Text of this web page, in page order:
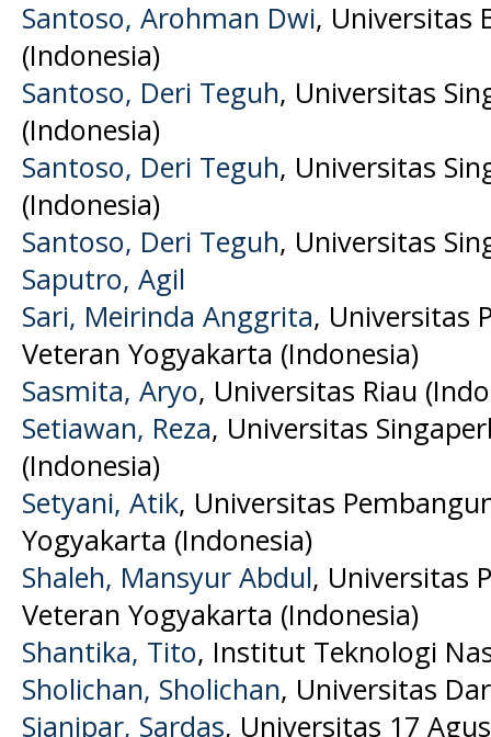
Santoso, Arohman Dwi, Universitas
(Indonesia)
Santoso, Deri Teguh, Universitas
(Indonesia)
Santoso, Deri Teguh, Universitas
(Indonesia)
Santoso, Deri Teguh, Universitas
Saputro, Agil
Sari, Meirinda Anggrita, Universitas
Veteran Yogyakarta (Indonesia)
Sasmita, Aryo, Universitas Riau
Setiawan, Reza, Universitas
(Indonesia)
Setyani, Atik, Universitas
Yogyakarta (Indonesia)
Shaleh, Mansyur Abdul, Universitas
Veteran Yogyakarta (Indonesia)
Shantika, Tito, Institut Teknologi
Sholichan, Sholichan, Universitas
Sianipar, Sardas, Universitas 17